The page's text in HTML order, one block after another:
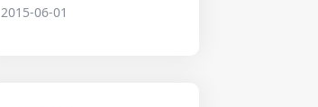
2015-06-01